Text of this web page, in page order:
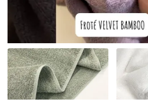
material z vsebnostjo bambusove
antibakterijske lastnosti in je izredno
otroške kože – idealen za plenice, slinčke
kapuco.
Elastičen frotir (Stretch):Zaradi
material popolnoma prilagaja gibanju.
šivanje udobnih pižam, otroških pajackov
retro kompletov.